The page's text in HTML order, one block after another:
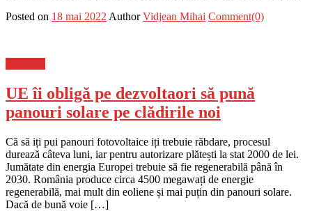
Posted on 18 mai 2022 Author Vidjean Mihai Comment(0)
UE îi obligă pe dezvoltaori să pună
panouri solare pe clădirile noi
Că să iți pui panouri fotovoltaice iți trebuie răbdare, procesul
durează câteva luni, iar pentru autorizare plătești la stat 2000 de lei.
Jumătate din energia Europei trebuie să fie regenerabilă până în
2030. România produce circa 4500 megawați de energie
regenerabilă, mai mult din eoliene și mai puțin din panouri solare.
Dacă de bună voie […]